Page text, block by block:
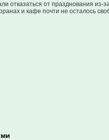
отказаться от празднования из-
и кафе почти не осталось